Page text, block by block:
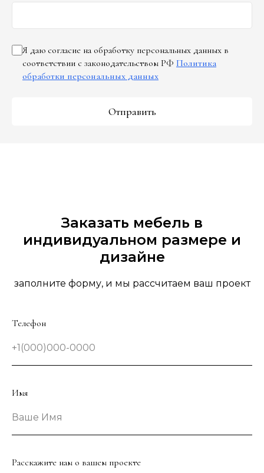
Я даю согласие на обработку персональных данных в
соответствии с законодательством РФ Политика
обработки персональных данных
Отправить
Заказать мебель в
индивидуальном размере и
дизайне
заполните форму, и мы рассчитаем ваш проект
Телефон
+1(000)000-0000
Имя
Ваше Имя
Расскажите нам о вашем проекте